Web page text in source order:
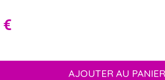
AJOUTER AU PANIER